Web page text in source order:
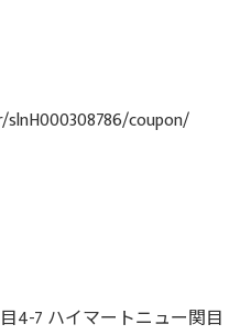
coupon/
4-7 ハイマートニュー関目